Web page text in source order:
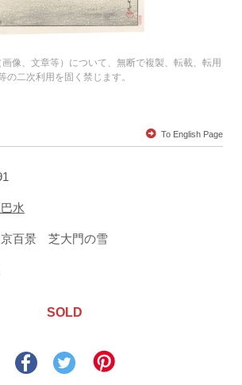
像、文章等）について、無断で複製、転載、転用
の二次利用を固く禁じます。
To English Page
水
京百景 芝大門の雪
SOLD